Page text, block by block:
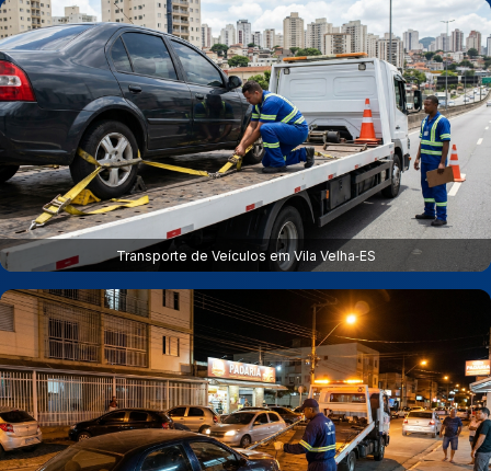
Transporte de Veículos em Vila Velha‑ES